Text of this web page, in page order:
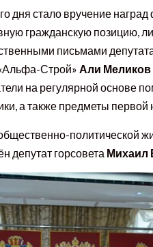
дня стало вручение
гражданскую позицию,
письмами
Строй» Али Меликов
на регулярной основе
а также предметы первой
политической
депутат горсовета Михаил